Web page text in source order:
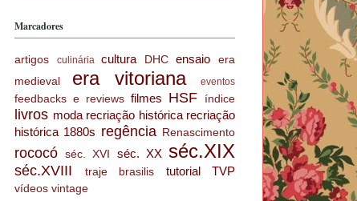
Marcadores
artigos culinária cultura DHC ensaio
era
medieval
era vitoriana eventos
feedbacks e reviews filmes HSF índice
livros moda recriação histórica recriação
histórica 1880s regência Renascimento
rococó séc. XVI séc. XX séc.XIX
séc.XVIII traje brasilis tutorial TVP
vídeos vintage